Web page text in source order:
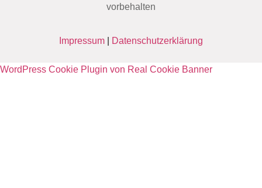
vorbehalten
Impressum Datenschutzerklärung
WordPress Cookie Plugin von Real Cookie Banner